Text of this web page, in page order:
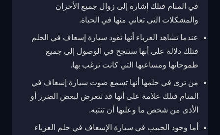
في المنام فتلك إشارة إلى زوال جميع الأحزان
والمشكلات التي تعاني منها في الحياة.
عندما تشاهد العزباء أنها تقود سيارة إسعاف في الحلم
فتلك دلالة على أنها ستنجح في الوصول إلى جميع
طموحاتها ومساعيها التي كانت ترغب بها.
من ترى في حلمها أنها تسمع صوت سيارة إسعاف في
المنام فتلك علامة على أنها قد تتعرض لبعض الضرر أو
الأذى من شخص ما وعليها أن تنتبه.
أما وجود الحبيب في سيارة الإسعاف في حلم العزباء